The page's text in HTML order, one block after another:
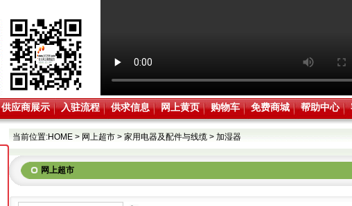
供应商展示 入驻流程 供求信息 网上黄页 购物车 免费商城 帮助中心
当前位置:HOME > 网上超市 > 家用电器及配件与线缆 > 加湿器
网上超市